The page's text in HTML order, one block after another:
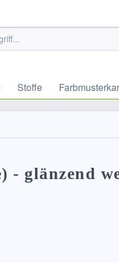
Stoffe
- glänzend